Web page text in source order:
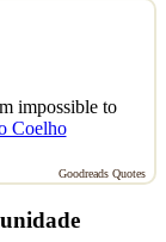
impossible to
Coelho
Goodreads Quotes